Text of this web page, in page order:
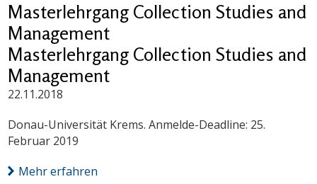
Masterlehrgang Collection Studies and
Management
Masterlehrgang Collection Studies and
Management
22.11.2018
Donau-Universität Krems. Anmelde-Deadline: 25.
Februar 2019
Mehr erfahren